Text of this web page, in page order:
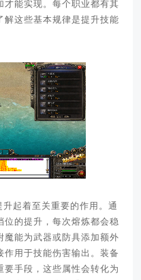
才能实现。每个职业都有其
解这些基本规律是提升技能
起着至关重要的作用。通
位的提升，每次熔炼都会稳
魔能为武器或防具添加额外
作用于技能伤害输出。装备
要手段，这些属性会转化为